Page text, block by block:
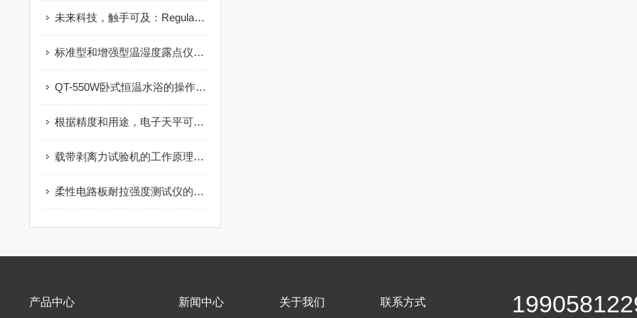
未来科技，触手可及：Regula双轴磁光扫描仪，重塑光学扫描新境界
标准型和增强型温湿度露点仪有哪些区别
QT-550W卧式恒温水浴的操作指南
根据精度和用途，电子天平可分为哪几个等级
载带剥离力试验机的工作原理及测试模式
柔性电路板耐拉强度测试仪的日常清洁与防潮
产品中心 新闻中心 关于我们 联系方式